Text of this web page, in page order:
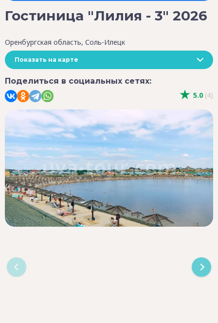
Гостиница "Лилия - 3" 2026
Оренбургская область, Соль-Илецк
Показать на карте
Поделиться в социальных сетях:
5.0 (4)